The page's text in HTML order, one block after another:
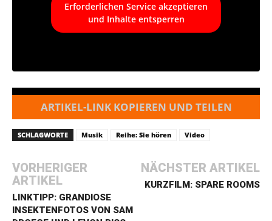
Erforderlichen Service akzeptieren
und Inhalte entsperren
ARTIKEL-LINK KOPIEREN UND TEILEN
SCHLAGWORTE Musik Reihe: Sie hören Video
VORHERIGER
ARTIKEL
LINKTIPP: GRANDIOSE
INSEKTENFOTOS VON SAM
NÄCHSTER ARTIKEL
KURZFILM: SPARE ROOMS